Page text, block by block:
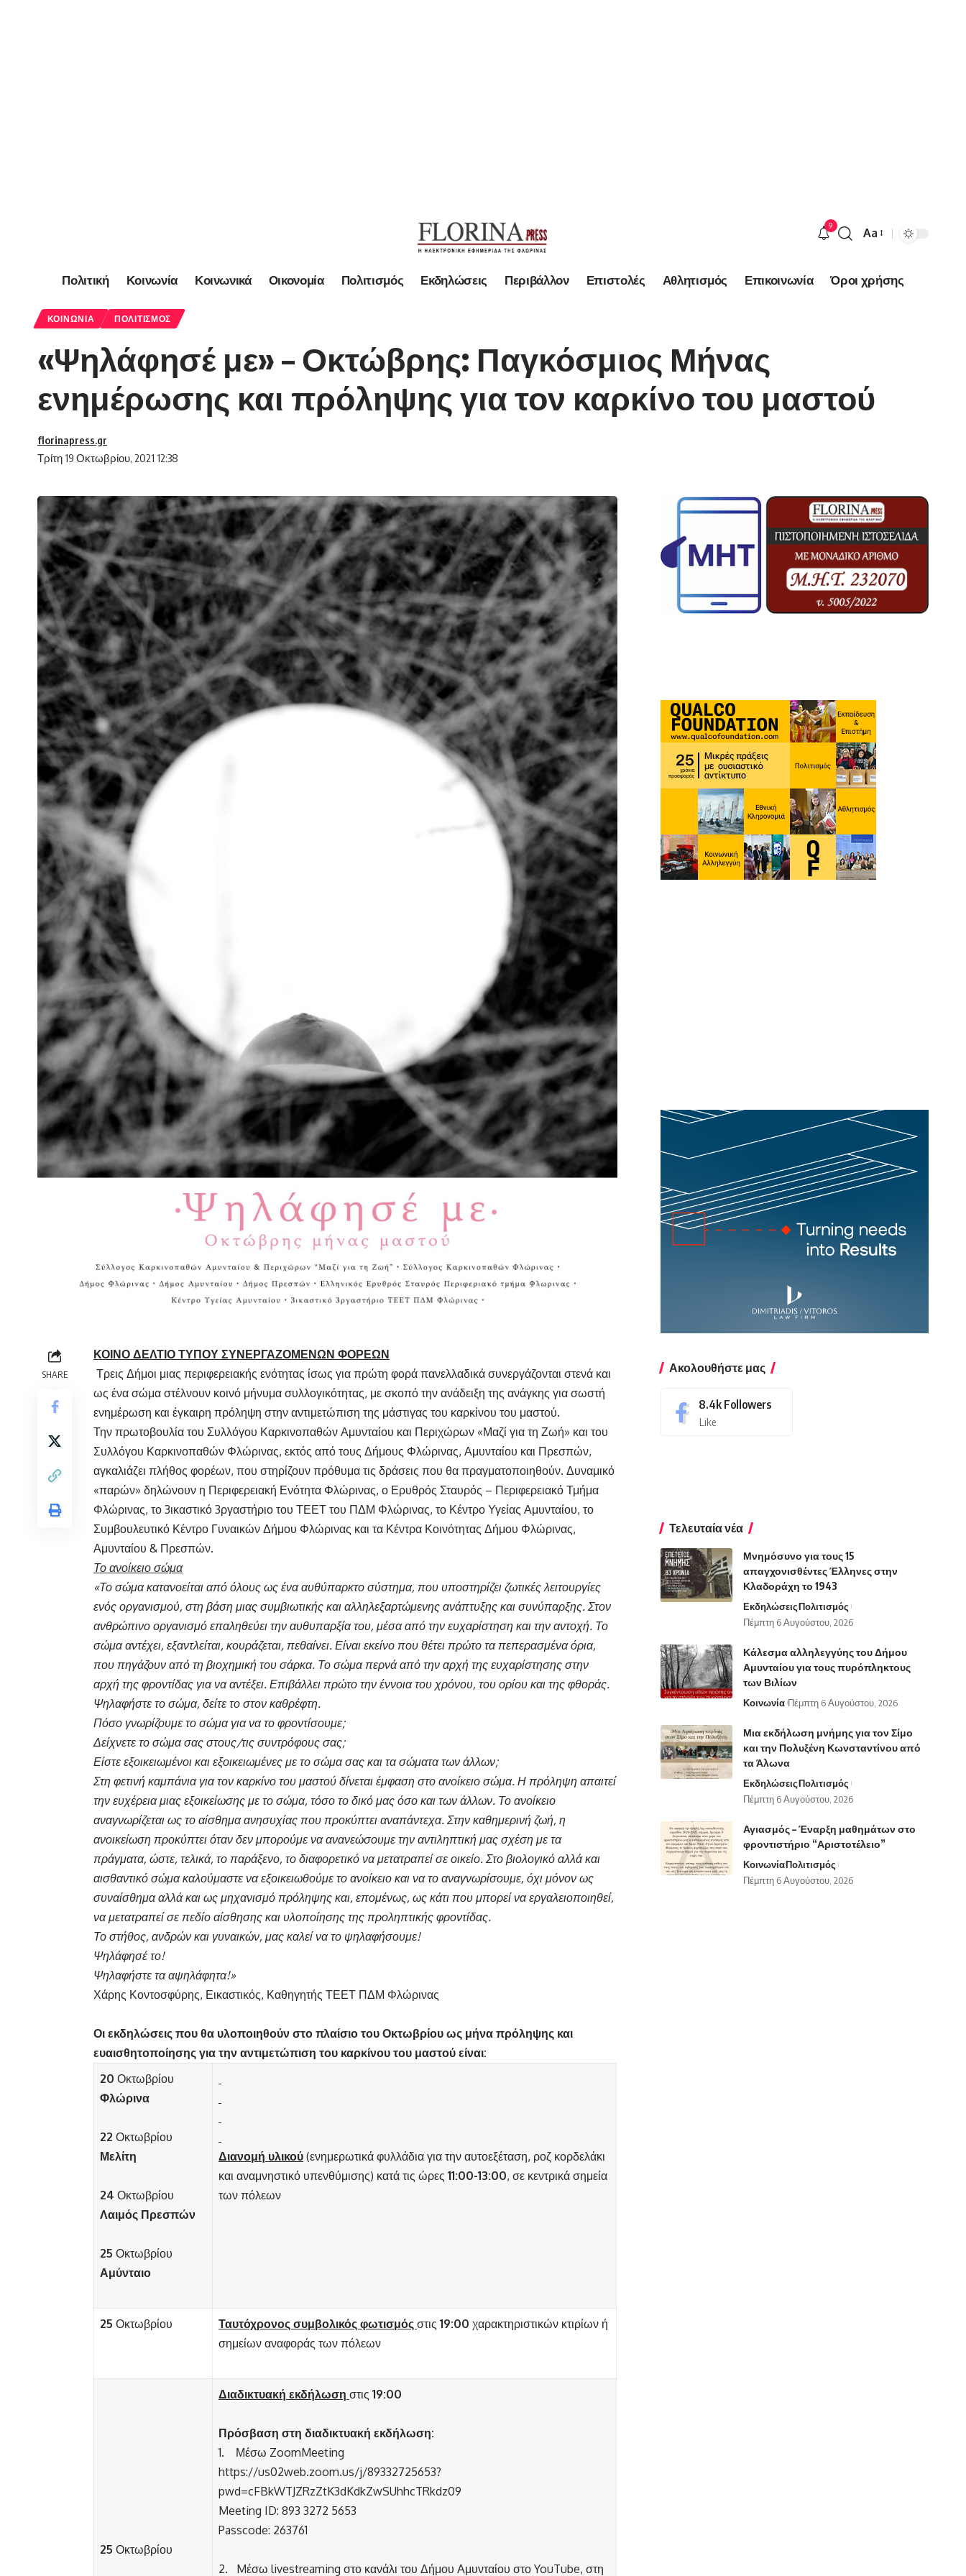
9
Font
Aa
Πολιτική Κοινωνία Κοινωνικά Οικονομία Πολιτισμός Εκδηλώσεις Περιβάλλον Επιστολές Αθλητισμός Επικοινωνία Όροι χρήσης
ΚΟΙΝΩΝΊΑ ΠΟΛΙΤΙΣΜΌΣ
«Ψηλάφησέ με» – Οκτώβρης: Παγκόσμιος Μήνας
ενημέρωσης και πρόληψης για τον καρκίνο του μαστού
Τρίτη 19 Οκτωβρίου, 2021 12:38
florinapress.gr
SHARE
ΚΟΙΝΟ ΔΕΛΤΙΟ ΤΥΠΟΥ ΣΥΝΕΡΓΑΖΟΜΕΝΩΝ ΦΟΡΕΩΝ
Τρεις Δήμοι μιας περιφερειακής ενότητας ίσως για πρώτη φορά πανελλαδικά συνεργάζονται στενά και
ως ένα σώμα στέλνουν κοινό μήνυμα συλλογικότητας, με σκοπό την ανάδειξη της ανάγκης για σωστή
ενημέρωση και έγκαιρη πρόληψη στην αντιμετώπιση της μάστιγας του καρκίνου του μαστού.
Την πρωτοβουλία του Συλλόγου Καρκινοπαθών Αμυνταίου και Περιχώρων «Μαζί για τη Ζωή» και του
Συλλόγου Καρκινοπαθών Φλώρινας, εκτός από τους Δήμους Φλώρινας, Αμυνταίου και Πρεσπών,
αγκαλιάζει πλήθος φορέων, που στηρίζουν πρόθυμα τις δράσεις που θα πραγματοποιηθούν. Δυναμικό
«παρών» δηλώνουν η Περιφερειακή Ενότητα Φλώρινας, ο Ερυθρός Σταυρός – Περιφερειακό Τμήμα
Φλώρινας, το 3ικαστικό 3ργαστήριο του ΤΕΕΤ του ΠΔΜ Φλώρινας, το Κέντρο Υγείας Αμυνταίου, το
Συμβουλευτικό Κέντρο Γυναικών Δήμου Φλώρινας και τα Κέντρα Κοινότητας Δήμου Φλώρινας,
Αμυνταίου & Πρεσπών.
Το ανοίκειο σώμα
«Το σώμα κατανοείται από όλους ως ένα αυθύπαρκτο σύστημα, που υποστηρίζει ζωτικές λειτουργίες
ενός οργανισμού, στη βάση μιας συμβιωτικής και αλληλεξαρτώμενης ανάπτυξης και συνύπαρξης. Στον
ανθρώπινο οργανισμό επαληθεύει την αυθυπαρξία του, μέσα από την ευχαρίστηση και την αντοχή. Το
σώμα αντέχει, εξαντλείται, κουράζεται, πεθαίνει. Είναι εκείνο που θέτει πρώτο τα πεπερασμένα όρια,
που πηγάζουν από τη βιοχημική του σάρκα. Το σώμα περνά από την αρχή της ευχαρίστησης στην
αρχή της φροντίδας για να αντέξει. Επιβάλλει πρώτο την έννοια του χρόνου, του ορίου και της φθοράς.
Ψηλαφήστε το σώμα, δείτε το στον καθρέφτη.
Πόσο γνωρίζουμε το σώμα για να το φροντίσουμε;
Δείχνετε το σώμα σας στους/τις συντρόφους σας;
Είστε εξοικειωμένοι και εξοικειωμένες με το σώμα σας και τα σώματα των άλλων;
Στη φετινή καμπάνια για τον καρκίνο του μαστού δίνεται έμφαση στο ανοίκειο σώμα. Η πρόληψη απαιτεί
την ευχέρεια μιας εξοικείωσης με το σώμα, τόσο το δικό μας όσο και των άλλων. Το ανοίκειο
αναγνωρίζεται ως το αίσθημα ανησυχίας που προκύπτει αναπάντεχα. Στην καθημερινή ζωή, η
ανοικείωση προκύπτει όταν δεν μπορούμε να ανανεώσουμε την αντιληπτική μας σχέση με τα
πράγματα, ώστε, τελικά, το παράξενο, το διαφορετικό να μετατραπεί σε οικείο. Στο βιολογικό αλλά και
αισθαντικό σώμα καλούμαστε να εξοικειωθούμε το ανοίκειο και να το αναγνωρίσουμε, όχι μόνον ως
συναίσθημα αλλά και ως μηχανισμό πρόληψης και, επομένως, ως κάτι που μπορεί να εργαλειοποιηθεί,
να μετατραπεί σε πεδίο αίσθησης και υλοποίησης της προληπτικής φροντίδας.
Το στήθος, ανδρών και γυναικών, μας καλεί να το ψηλαφήσουμε!
Ψηλάφησέ το!
Ψηλαφήστε τα αψηλάφητα!»
Χάρης Κοντοσφύρης, Εικαστικός, Καθηγητής ΤΕΕΤ ΠΔΜ Φλώρινας
Οι εκδηλώσεις που θα υλοποιηθούν στο πλαίσιο του Οκτωβρίου ως μήνα πρόληψης και
ευαισθητοποίησης για την αντιμετώπιση του καρκίνου του μαστού είναι:
20 Οκτωβρίου
Φλώρινα
22 Οκτωβρίου
Μελίτη
24 Οκτωβρίου
Λαιμός Πρεσπών
25 Οκτωβρίου
Αμύνταιο
Διανομή υλικού (ενημερωτικά φυλλάδια για την αυτοεξέταση, ροζ κορδελάκι
και αναμνηστικό υπενθύμισης) κατά τις ώρες 11:00-13:00, σε κεντρικά σημεία
των πόλεων
25 Οκτωβρίου Ταυτόχρονος συμβολικός φωτισμός στις 19:00 χαρακτηριστικών κτιρίων ή
σημείων αναφοράς των πόλεων
25 Οκτωβρίου
Διαδικτυακή εκδήλωση στις 19:00
Πρόσβαση στη διαδικτυακή εκδήλωση:
1. Μέσω ZoomMeeting
https://us02web.zoom.us/j/89332725653?
pwd=cFBkWTJZRzZtK3dKdkZwSUhhcTRkdz09
Meeting ID: 893 3272 5653
Passcode: 263761
2. Mέσω livestreaming στο κανάλι του Δήμου Αμυνταίου στο YouTube, στη
Ακολουθήστε μας
8.4k Followers
Like
Τελευταία νέα
Μνημόσυνο για τους 15
απαγχονισθέντες Έλληνες στην
Κλαδοράχη το 1943
ΕκδηλώσειςΠολιτισμός
Πέμπτη 6 Αυγούστου, 2026
Κάλεσμα αλληλεγγύης του Δήμου
Αμυνταίου για τους πυρόπληκτους
των Βιλίων
Κοινωνία Πέμπτη 6 Αυγούστου, 2026
Μια εκδήλωση μνήμης για τον Σίμο
και την Πολυξένη Κωνσταντίνου από
τα Άλωνα
ΕκδηλώσειςΠολιτισμός
Πέμπτη 6 Αυγούστου, 2026
Αγιασμός – Έναρξη μαθημάτων στο
φροντιστήριο “Αριστοτέλειο”
ΚοινωνίαΠολιτισμός
Πέμπτη 6 Αυγούστου, 2026